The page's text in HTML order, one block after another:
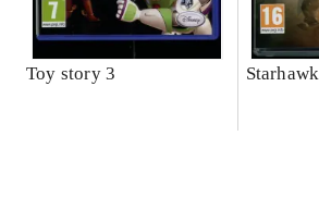
Toy story 3 Starhawk